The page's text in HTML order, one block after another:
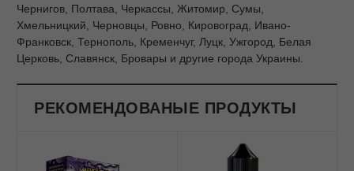
Чернигов, Полтава, Черкассы, Житомир, Сумы,
Хмельницкий, Черновцы, Ровно, Кировоград, Ивано-
Франковск, Тернополь, Кременчуг, Луцк, Ужгород, Белая
Церковь, Славянск, Бровары и другие города Украины.
РЕКОМЕНДОВАНЫЕ ПРОДУКТЫ